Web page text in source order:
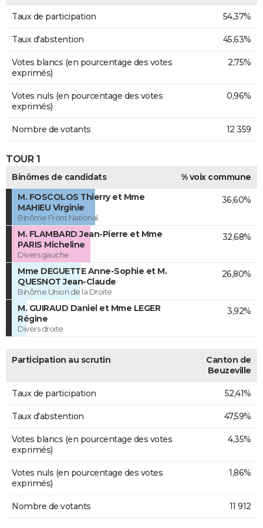
Taux de participation 54,37%
Taux d'abstention 45,63%
Votes blancs (en pourcentage des votes
exprimés)
2,75%
Votes nuls (en pourcentage des votes
exprimés)
0,96%
Nombre de votants 12 359
TOUR 1
Binômes de candidats
% voix commune
M. FOSCOLOS Thierry et Mme
MAHIEU Virginie
Binôme Front National
36,60%
M. FLAMBARD Jean-Pierre et Mme
PARIS Micheline
Divers gauche
32,68%
Mme DEGUETTE Anne-Sophie et M.
QUESNOT Jean-Claude
Binôme Union de la Droite
26,80%
M. GUIRAUD Daniel et Mme LEGER
Régine
Divers droite
3,92%
Participation au scrutin
Canton de
Beuzeville
Taux de participation 52,41%
Taux d'abstention 47,59%
Votes blancs (en pourcentage des votes
exprimés)
4,35%
Votes nuls (en pourcentage des votes
exprimés)
1,86%
Nombre de votants 11 912